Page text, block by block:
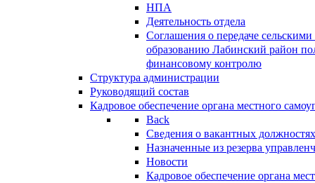
НПА
Деятельность отдела
Соглашения о передаче
образованию Лабинский район
финансовому контролю
Структура администрации
Руководящий состав
Кадровое обеспечение органа местного
Back
Сведения о вакантных
Назначенные из резерва
Новости
Кадровое обеспечение органа